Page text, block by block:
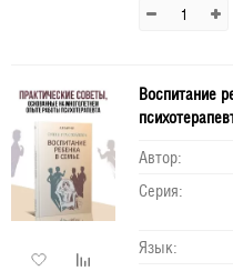
Воспитание
Автор:
Серия:
Язык: